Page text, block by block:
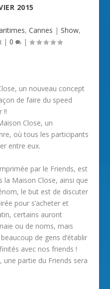
2015
, Cannes | Show,
| 0 |
un nouveau concept
de faire du speed
!!
Close, un
où tous les participants
entre eux.
par le Friends, est
la Maison Close, ainsi que
le but est de discuter
pour s’acheter et
certains auront
ou de noms, mais
de gens d’établir
avec nos friends !
une partie du Friends sera